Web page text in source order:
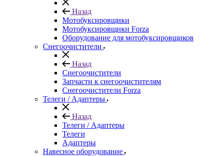
Назад
Мотобуксировщики
Мотобуксировщики Forza
Оборудование для мотобуксировщиков
Снегоочистители
Назад
Снегоочистители
Запчасти к снегоочистителям
Снегоочистители Forza
Телеги / Адаптеры
Назад
Телеги / Адаптеры
Телеги
Адаптеры
Навесное оборудование